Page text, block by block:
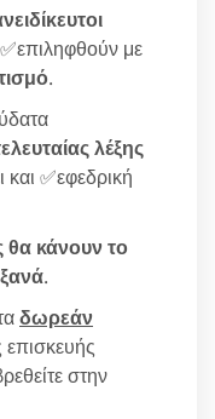
με
.
λέξης
✅εφεδρική
θα κάνουν το
.
δωρεάν
επισκευής
στην